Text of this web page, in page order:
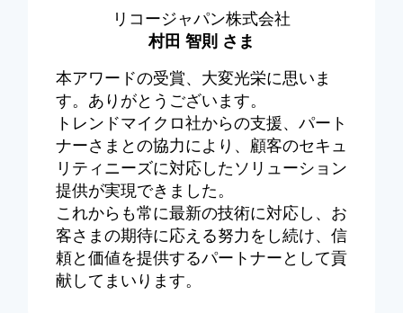
リコージャパン株式会社
村田 智則 さま
本アワードの受賞、大変光栄に思いま
す。ありがとうございます。
トレンドマイクロ社からの支援、パート
ナーさまとの協力により、顧客のセキュ
リティニーズに対応したソリューション
提供が実現できました。
これからも常に最新の技術に対応し、お
客さまの期待に応える努力をし続け、信
頼と価値を提供するパートナーとして貢
献してまいります。